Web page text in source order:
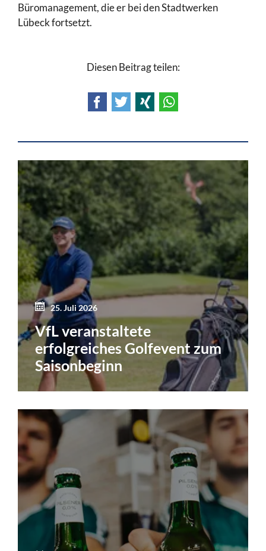
Büromanagement, die er bei den Stadtwerken
Lübeck fortsetzt.
Diesen Beitrag teilen:
FacebookTwitterXing
25. Juli 2026
VfL veranstaltete
erfolgreiches Golfevent zum
Saisonbeginn